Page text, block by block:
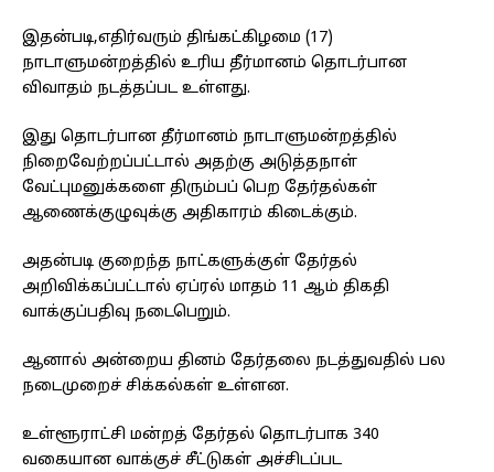
இதன்படி,எதிர்வரும் திங்கட்கிழமை (17)
நாடாளுமன்றத்தில் உரிய தீர்மானம் தொடர்பான
விவாதம் நடத்தப்பட உள்ளது.
இது தொடர்பான தீர்மானம் நாடாளுமன்றத்தில்
நிறைவேற்றப்பட்டால் அதற்கு அடுத்தநாள்
வேட்புமனுக்களை திரும்பப் பெற தேர்தல்கள்
ஆணைக்குழுவுக்கு அதிகாரம் கிடைக்கும்.
அதன்படி குறைந்த நாட்களுக்குள் தேர்தல்
அறிவிக்கப்பட்டால் ஏப்ரல் மாதம் 11 ஆம் திகதி
வாக்குப்பதிவு நடைபெறும்.
ஆனால் அன்றைய தினம் தேர்தலை நடத்துவதில் பல
நடைமுறைச் சிக்கல்கள் உள்ளன.
உள்ளூராட்சி மன்றத் தேர்தல் தொடர்பாக 340
வகையான வாக்குச் சீட்டுகள் அச்சிடப்பட